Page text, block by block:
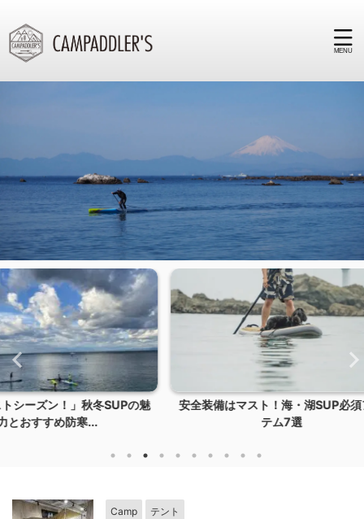
SUPの魅
安全装備はマスト！海・湖SUP必須アイ
キャンプ
Camp テント